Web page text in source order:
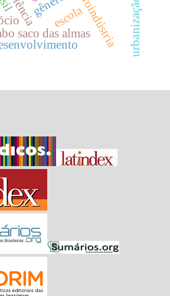
escola
saco das almasagroindústria urbanização